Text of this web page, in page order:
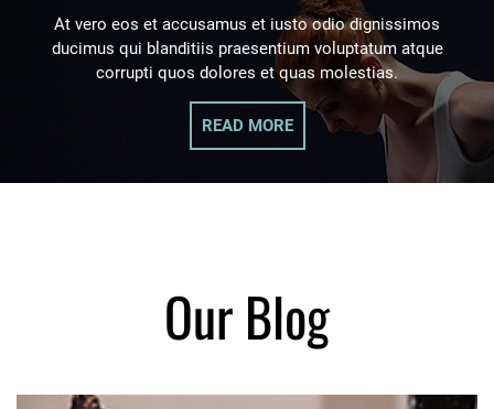
At vero eos et accusamus et iusto odio dignissimos
ducimus qui blanditiis praesentium voluptatum atque
corrupti quos dolores et quas molestias.
READ MORE
Our Blog